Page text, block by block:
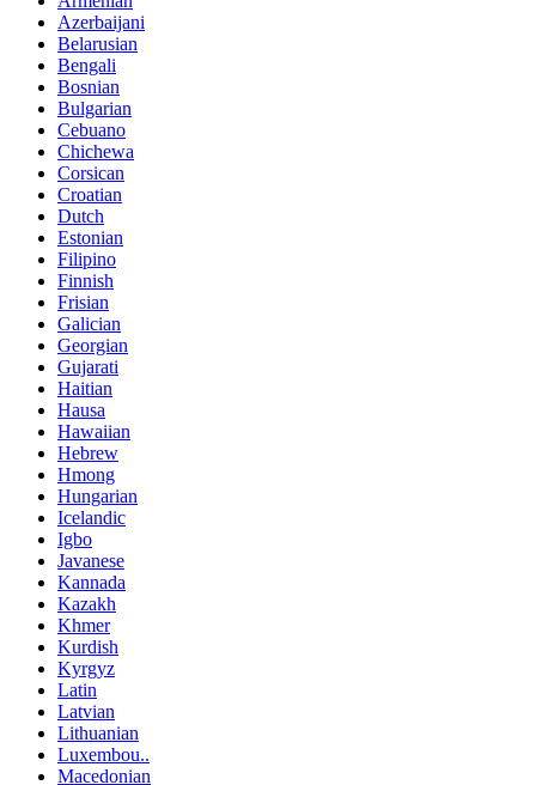
Azerbaijani
Belarusian
Bengali
Bosnian
Bulgarian
Cebuano
Chichewa
Corsican
Croatian
Dutch
Estonian
Filipino
Finnish
Frisian
Galician
Georgian
Gujarati
Haitian
Hausa
Hawaiian
Hebrew
Hmong
Hungarian
Icelandic
Igbo
Javanese
Kannada
Kazakh
Khmer
Kurdish
Kyrgyz
Latin
Latvian
Lithuanian
Luxembou..
Macedonian